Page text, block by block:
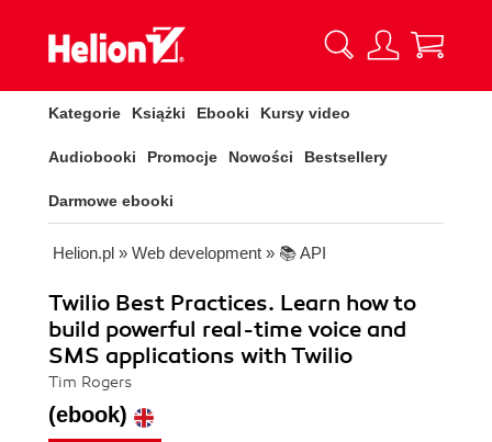
Kategorie Książki Ebooki Kursy video
Audiobooki Promocje Nowości Bestsellery
Darmowe ebooki
Helion.pl » Web development » 📚 API
Twilio Best Practices. Learn how to
build powerful real-time voice and
SMS applications with Twilio
Tim Rogers
(ebook)